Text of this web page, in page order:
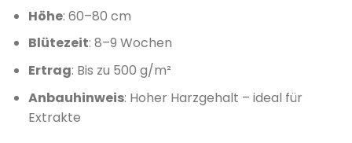
Höhe: 60–80 cm
Blütezeit: 8–9 Wochen
Ertrag: Bis zu 500 g/m²
Anbauhinweis: Hoher Harzgehalt – ideal für
Extrakte